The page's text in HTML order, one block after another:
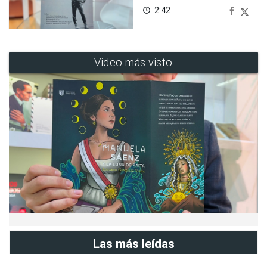
access_time 2:42
Video más visto
Las más leídas